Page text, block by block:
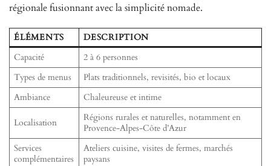
régionale fusionnant avec la simplicité nomade.
ÉLÉMENTS
DESCRIPTION
Capacité
2 à 6 personnes
Types de menus
Plats traditionnels, revisités, bio et locaux
Ambiance
Chaleureuse et intime
Localisation
Régions rurales et naturelles, notamment en
Provence-Alpes-Côte d’Azur
Services
complémentaires
Ateliers cuisine, visites de fermes, marchés
paysans